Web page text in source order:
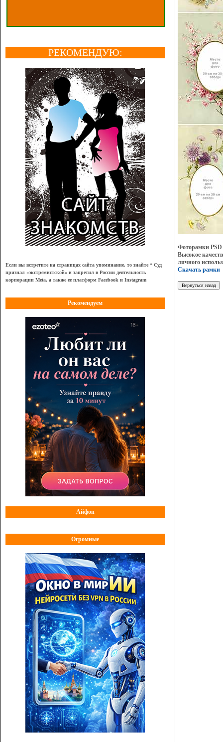
РЕКОМЕНДУЮ:
Если вы встретите на страницах сайта упоминание, то знайте * Суд
признал «экстремистской» и запретил в России деятельность
корпорации Meta, а также ее платформ Facebook и Instagram
Рекомендуем
Айфон
Огромные
Фоторамки
Высокое
личного
Скачать рамки